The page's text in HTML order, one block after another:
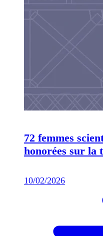
72 femmes
honorées sur la
10/02/2026